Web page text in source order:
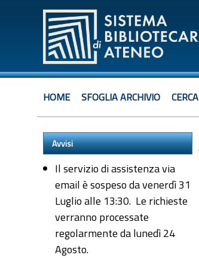
HOME SFOGLIA ARCHIVIO CERCA
Avvisi
Il servizio di assistenza via
email è sospeso da venerdì 31
Luglio alle 13:30. Le richieste
verranno processate
regolarmente da lunedì 24
Agosto.